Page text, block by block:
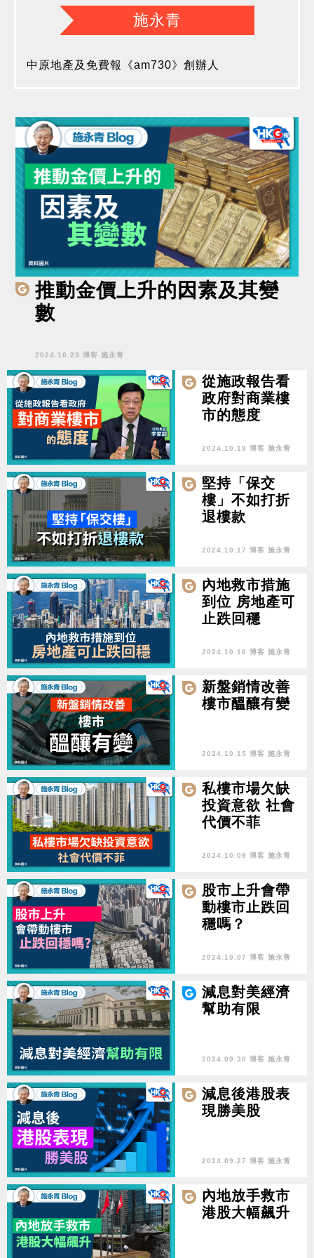
施永青
中原地產及免費報《am730》創辦人
推動金價上升的因素及其變
數
2024.10.23 博客 施永青
從施政報告看
政府對商業樓
市的態度
2024.10.18 博客 施永青
堅持「保交
樓」不如打折
退樓款
2024.10.17 博客 施永青
內地救市措施
到位 房地產可
止跌回穩
2024.10.16 博客 施永青
新盤銷情改善
樓市醞釀有變
2024.10.15 博客 施永青
私樓市場欠缺
投資意欲 社會
代價不菲
2024.10.09 博客 施永青
股市上升會帶
動樓市止跌回
穩嗎？
2024.10.07 博客 施永青
減息對美經濟
幫助有限
2024.09.30 博客 施永青
減息後港股表
現勝美股
2024.09.27 博客 施永青
內地放手救市
港股大幅飆升